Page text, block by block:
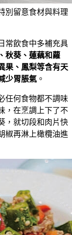
別留意食材與料理
常飲食中多補充具
秋葵、蓮藕和蘿
果、鳳梨等含有天
少胃脹氣 。
任何食物都不調味
，在烹調上下了不
，就切段和肉片快
椒再淋上橄欖油進